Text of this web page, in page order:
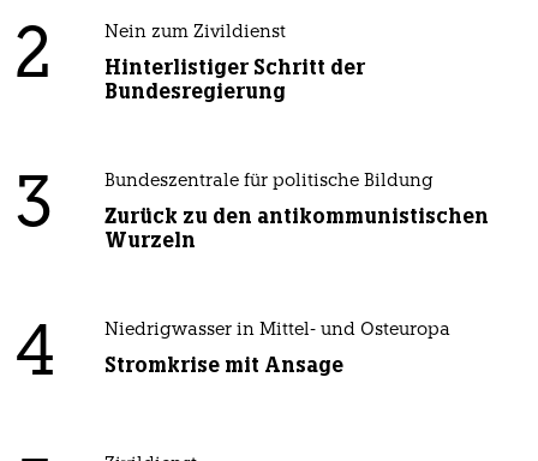
2 Nein zum Zivildienst
Hinterlistiger Schritt der
Bundesregierung
3 Bundeszentrale für politische Bildung
Zurück zu den antikommunistischen
Wurzeln
4 Niedrigwasser in Mittel- und Osteuropa
Stromkrise mit Ansage